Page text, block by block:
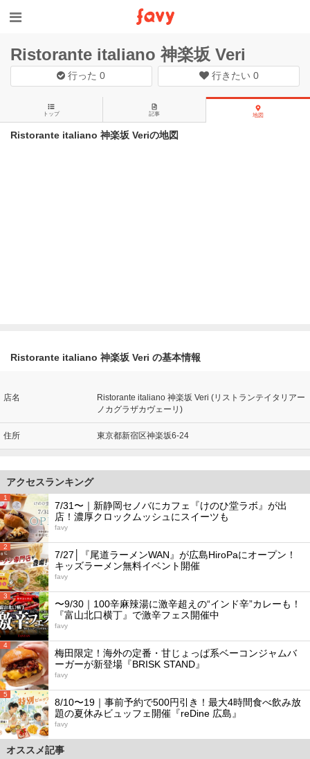
Ristorante italiano 神楽坂 Veri
行った0 行きたい 0
トップ 記事 地図
Ristorante italiano 神楽坂 Veriの地図
Ristorante italiano 神楽坂 Veri の基本情報
店名
Ristorante italiano 神楽坂 Veri (リストランテイタリアー
ノカグラザカヴェーリ)
住所 東京都新宿区神楽坂6-24
アクセスランキング
1
7/31〜｜新静岡セノバにカフェ『けのひ堂ラボ』が出
店！濃厚クロックムッシュにスイーツも
favy
2
7/27│『尾道ラーメンWAN』が広島HiroPaにオープン！
キッズラーメン無料イベント開催
favy
3
〜9/30｜100辛麻辣湯に激辛超えの“インド辛”カレーも！
『富山北口横丁』で激辛フェス開催中
favy
4
梅田限定！海外の定番・甘じょっぱ系ベーコンジャムバ
ーガーが新登場『BRISK STAND』
favy
5
8/10〜19｜事前予約で500円引き！最大4時間食べ飲み放
題の夏休みビュッフェ開催『reDine 広島』
favy
オススメ記事